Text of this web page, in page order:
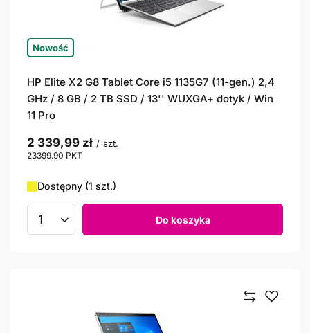
Nowość
HP Elite X2 G8 Tablet Core i5 1135G7 (11-gen.) 2,4
GHz / 8 GB / 2 TB SSD / 13'' WUXGA+ dotyk / Win
11 Pro
2 339,99 zł / szt.
23399.90 PKT
Dostępny (1 szt.)
Ilość produktów Do koszyka